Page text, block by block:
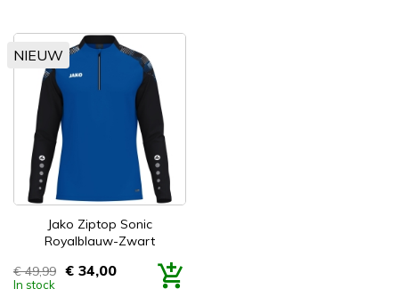
Jako Ziptop Sonic
Royalblauw-Zwart
Prijs
€ 49,99 € 34,00
In stock
NIEUW